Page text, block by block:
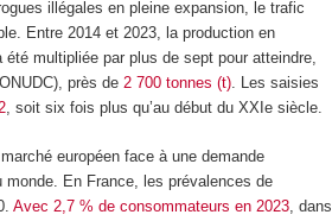
illégales en pleine expansion, le trafic
Entre 2014 et 2023, la production en
multipliée par plus de sept pour atteindre,
près de2 700 tonnes (t). Les saisies
, soit six fois plus qu’au début du XXIe siècle.
européen face à une demande
En France, les prévalences de
Avec 2,7 % de consommateurs en 2023 , dans